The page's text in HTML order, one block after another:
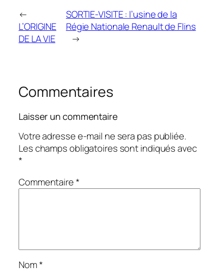
←
L’ORIGINE
DE LA VIE
SORTIE-VISITE : l’usine de la
Régie Nationale Renault de Flins
→
Commentaires
Laisser un commentaire
Votre adresse e-mail ne sera pas publiée.
Les champs obligatoires sont indiqués avec
*
Commentaire*
Nom*